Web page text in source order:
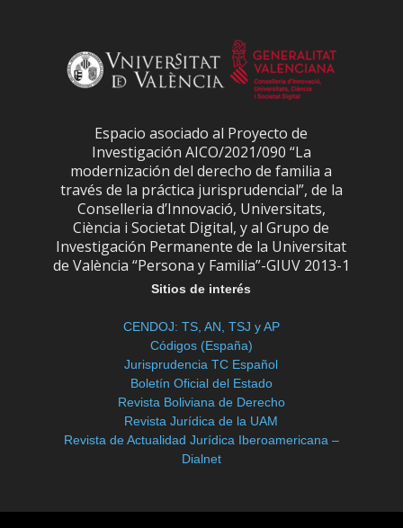
Espacio asociado al Proyecto de
Investigación AICO/2021/090 “La
modernización del derecho de familia a
través de la práctica jurisprudencial”, de la
Conselleria d’Innovació, Universitats,
Ciència i Societat Digital, y al Grupo de
Investigación Permanente de la Universitat
de València “Persona y Familia”-GIUV 2013-1
Sitios de interés
CENDOJ: TS, AN, TSJ y AP
Códigos (España)
Jurisprudencia TC Español
Boletín Oficial del Estado
Revista Boliviana de Derecho
Revista Jurídica de la UAM
Revista de Actualidad Jurídica Iberoamericana –
Dialnet